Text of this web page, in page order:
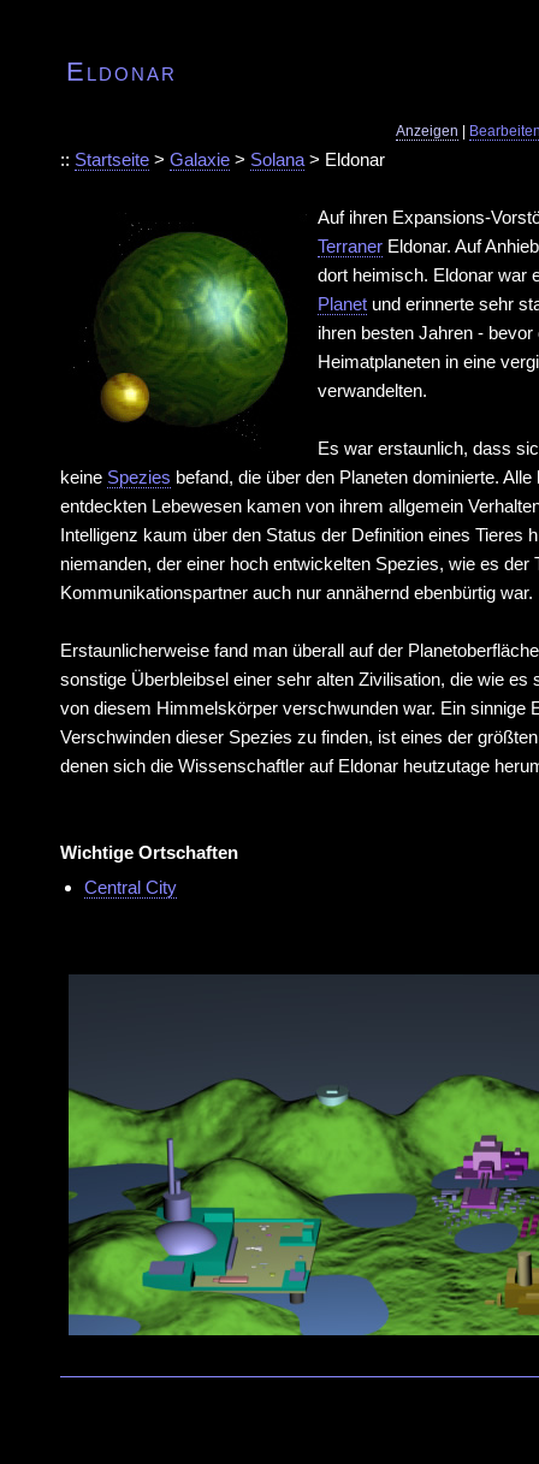
Eldonar
Anzeigen
:: Startseite > Galaxie > Solana > Eldonar
Auf ihren Expansions-
Terraner Eldonar. Auf
dort heimisch. Eldonar war
Planet und erinnerte sehr
ihren besten Jahren - bevor
Heimatplaneten in eine
verwandelten.
Es war erstaunlich, dass
keine Spezies befand, die über den Planeten dominierte. Alle
entdeckten Lebewesen kamen von ihrem allgemein
Intelligenz kaum über den Status der Definition eines Tieres
niemanden, der einer hoch entwickelten Spezies, wie es der
Kommunikationspartner auch nur annähernd ebenbürtig war.
Erstaunlicherweise fand man überall auf der
sonstige Überbleibsel einer sehr alten Zivilisation, die wie es
von diesem Himmelskörper verschwunden war. Ein sinnige
Verschwinden dieser Spezies zu finden, ist eines der
denen sich die Wissenschaftler auf Eldonar heutzutage
Wichtige Ortschaften
Central City